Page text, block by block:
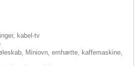
kabel-tv
Miniovn, emhætte, kaffemaskine,